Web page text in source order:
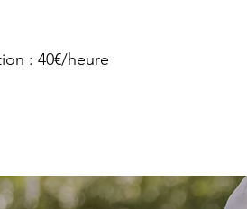
: 40€/heure